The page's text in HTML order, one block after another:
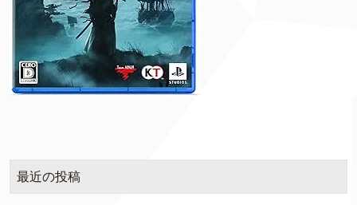
最近の投稿